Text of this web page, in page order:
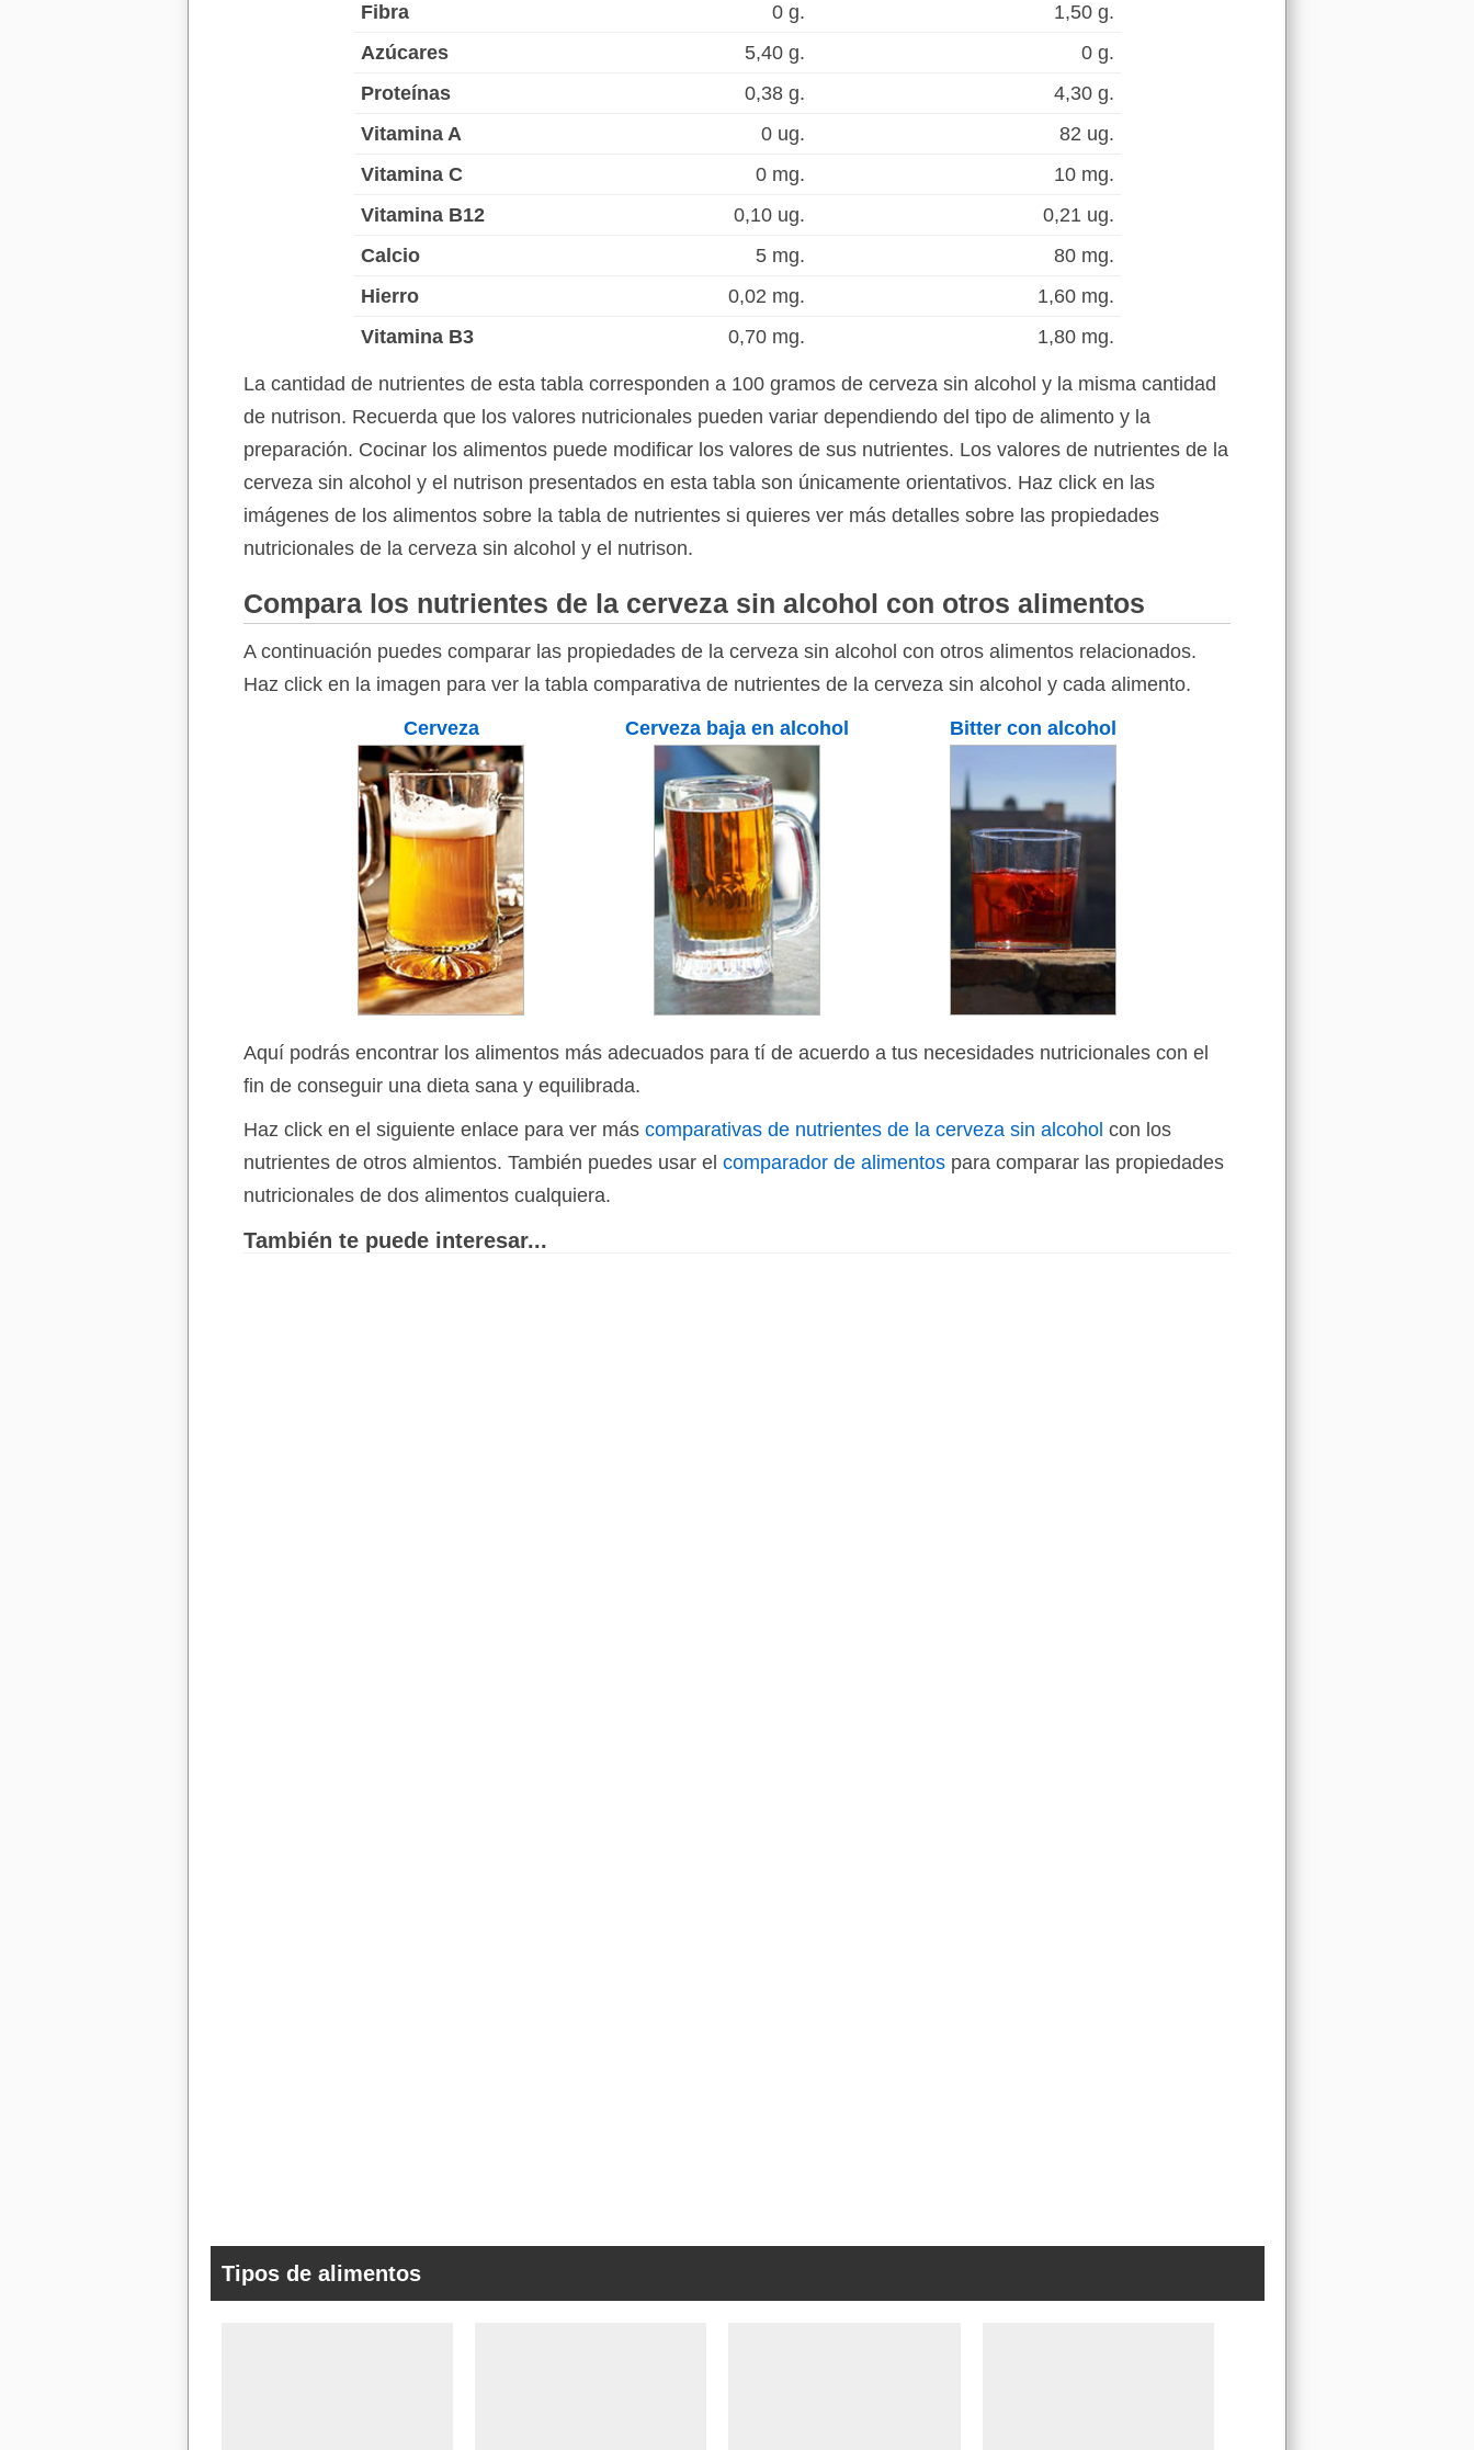
Fibra
0 g.
1,50 g.
Azúcares
5,40 g.
0 g.
Proteínas
0,38 g.
4,30 g.
Vitamina A
0 ug.
82 ug.
Vitamina C
0 mg.
10 mg.
Vitamina B12
0,10 ug.
0,21 ug.
Calcio
5 mg.
80 mg.
Hierro
0,02 mg.
1,60 mg.
Vitamina B3
0,70 mg. 1,80 mg.
La cantidad de nutrientes de esta tabla corresponden a 100 gramos de cerveza sin alcohol y la misma cantidad
de nutrison. Recuerda que los valores nutricionales pueden variar dependiendo del tipo de alimento y la
preparación. Cocinar los alimentos puede modificar los valores de sus nutrientes. Los valores de nutrientes de la
cerveza sin alcohol y el nutrison presentados en esta tabla son únicamente orientativos. Haz click en las
imágenes de los alimentos sobre la tabla de nutrientes si quieres ver más detalles sobre las propiedades
nutricionales de la cerveza sin alcohol y el nutrison.
Compara los nutrientes de la cerveza sin alcohol con otros alimentos
A continuación puedes comparar las propiedades de la cerveza sin alcohol con otros alimentos relacionados.
Haz click en la imagen para ver la tabla comparativa de nutrientes de la cerveza sin alcohol y cada alimento.
Cerveza
Cerveza baja en alcohol Bitter con alcohol
Aquí podrás encontrar los alimentos más adecuados para tí de acuerdo a tus necesidades nutricionales con el
fin de conseguir una dieta sana y equilibrada.
Haz click en el siguiente enlace para ver más comparativas de nutrientes de la cerveza sin alcohol con los
nutrientes de otros almientos. También puedes usar el comparador de alimentos para comparar las propiedades
nutricionales de dos alimentos cualquiera.
También te puede interesar...
Tipos de alimentos